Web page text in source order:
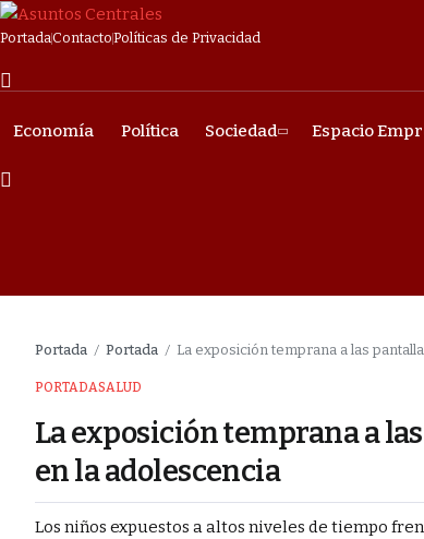
PortadaContactoPolíticas de Privacidad
Economía Política Sociedad Espacio
Portada / Portada / La exposición temprana a las
PORTADASALUD
La exposición temprana a
en la adolescencia
Los niños expuestos a altos niveles de tiempo